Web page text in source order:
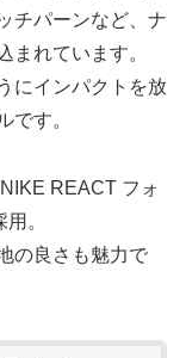
チパーンなど、ナ
まれています。
にインパクトを放
です。
REACT フォ
。
の良さも魅力で